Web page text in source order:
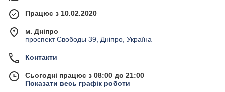
Працює з 10.02.2020
м. Дніпро
проспект Свободы 39, Дніпро, Україна
Контакти
Сьогодні працює з 08:00 до 21:00
Показати весь графік роботи